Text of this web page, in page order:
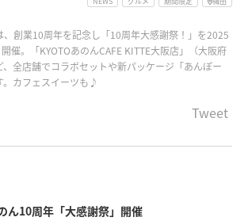
、創業10周年を記念し「10周年大感謝祭！」を2025
催。「KYOTOあのんCAFE KITTE大阪店」（大阪府
全店舗でコラボセットや新パッケージ「あんぽー
。カフェスイーツも♪
Tweet
ん10周年「大感謝祭」開催